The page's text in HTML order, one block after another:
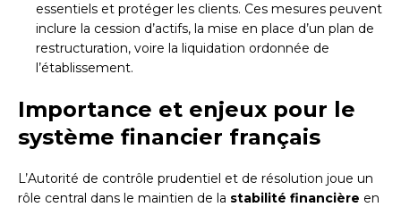
essentiels et protéger les clients. Ces mesures peuvent
inclure la cession d’actifs, la mise en place d’un plan de
restructuration, voire la liquidation ordonnée de
l’établissement.
Importance et enjeux pour le
système financier français
L’Autorité de contrôle prudentiel et de résolution joue un
rôle central dans le maintien de la stabilité financière en